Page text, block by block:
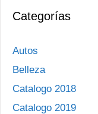
Categorías
Autos
Belleza
Catalogo 2018
Catalogo 2019